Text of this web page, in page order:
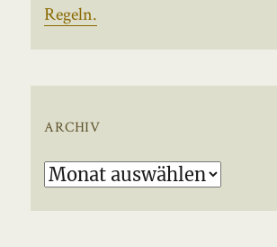
Regeln.
ARCHIV
Archiv